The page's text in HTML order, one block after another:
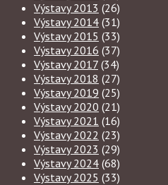
Výstavy 2013 (26)
Výstavy 2014 (31)
Výstavy 2015 (33)
Výstavy 2016 (37)
Výstavy 2017 (34)
Výstavy 2018 (27)
Výstavy 2019 (25)
Výstavy 2020 (21)
Výstavy 2021 (16)
Výstavy 2022 (23)
Výstavy 2023 (29)
Výstavy 2024 (68)
Výstavy 2025 (33)